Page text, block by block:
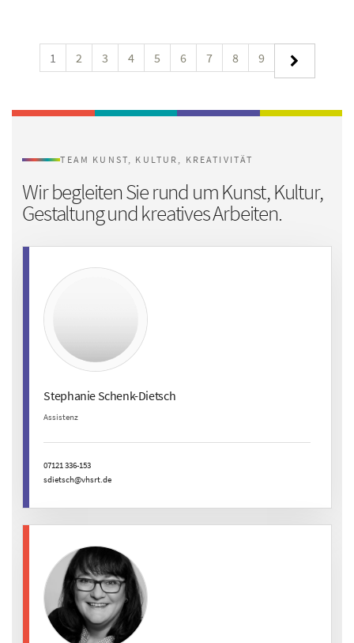
1 2 3 4 5 6 7 8 9
TEAM KUNST, KULTUR, KREATIVITÄT
Wir begleiten Sie rund umKunst, Kultur,
Gestaltung und kreatives Arbeiten.
Stephanie Schenk-Dietsch
Assistenz
07121 336-153
sdietsch@vhsrt.de